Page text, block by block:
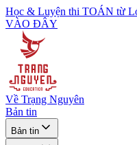
Học & Luyện thi TOÁN từ
VÀO ĐÂY
Về Trạng Nguyên
Bản tin
Bản tin